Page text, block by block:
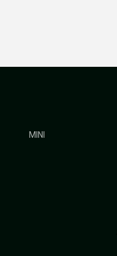
MINI